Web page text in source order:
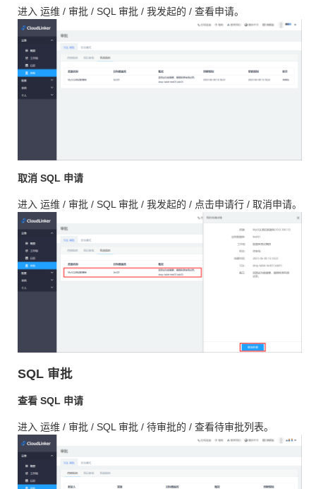
进入 运维 / 审批 / SQL 审批 / 我发起的 / 查看申请。
取消 SQL 申请
进入 运维 / 审批 / SQL 审批 / 我发起的 / 点击申请行 / 取消申请。
SQL 审批
查看 SQL 申请
进入 运维 / 审批 / SQL 审批 / 待审批的 / 查看待审批列表。